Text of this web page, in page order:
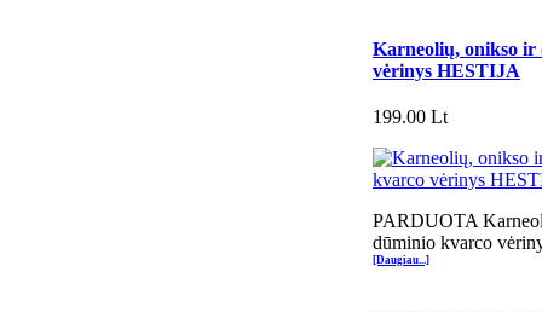
Karneolių, onikso
vėrinys HESTIJA
199.00 Lt
PARDUOTA
dūminio kvarco
[Daugiau...]